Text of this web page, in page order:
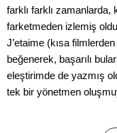
farklı farklı zamanlarda,
farketmeden izlemiş
J’etaime (kısa
beğenerek, başarılı
eleştirimde de yazmış
tek bir yönetmen